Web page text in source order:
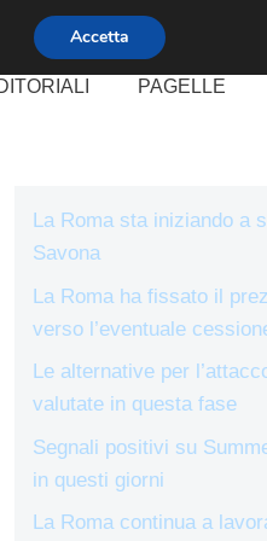
PAGELLE
La Roma sta iniziando a
Savona
La Roma ha fissato il
verso l’eventuale
Le alternative per
valutate in questa fase
Segnali positivi su
in questi giorni
La Roma continua a
Accetta